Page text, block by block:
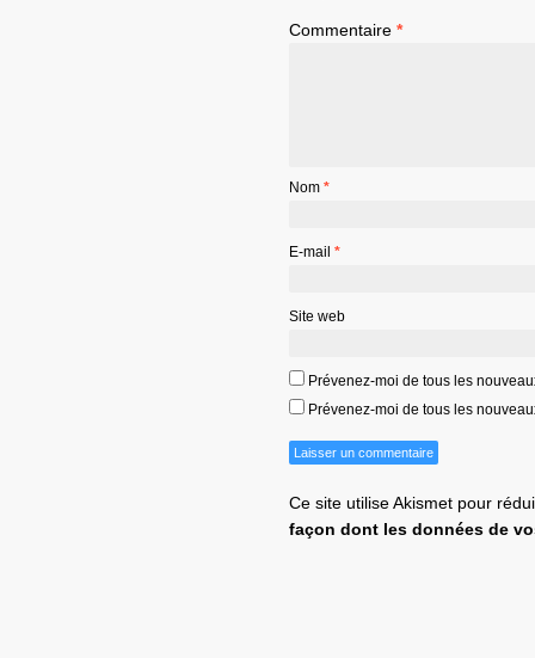
Commentaire *
Nom *
E-mail *
Site web
Prévenez-moi de tous les
Prévenez-moi de tous les
Ce site utilise Akismet pour
façon dont les données de